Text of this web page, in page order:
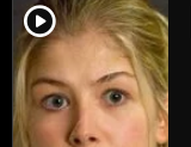
player2